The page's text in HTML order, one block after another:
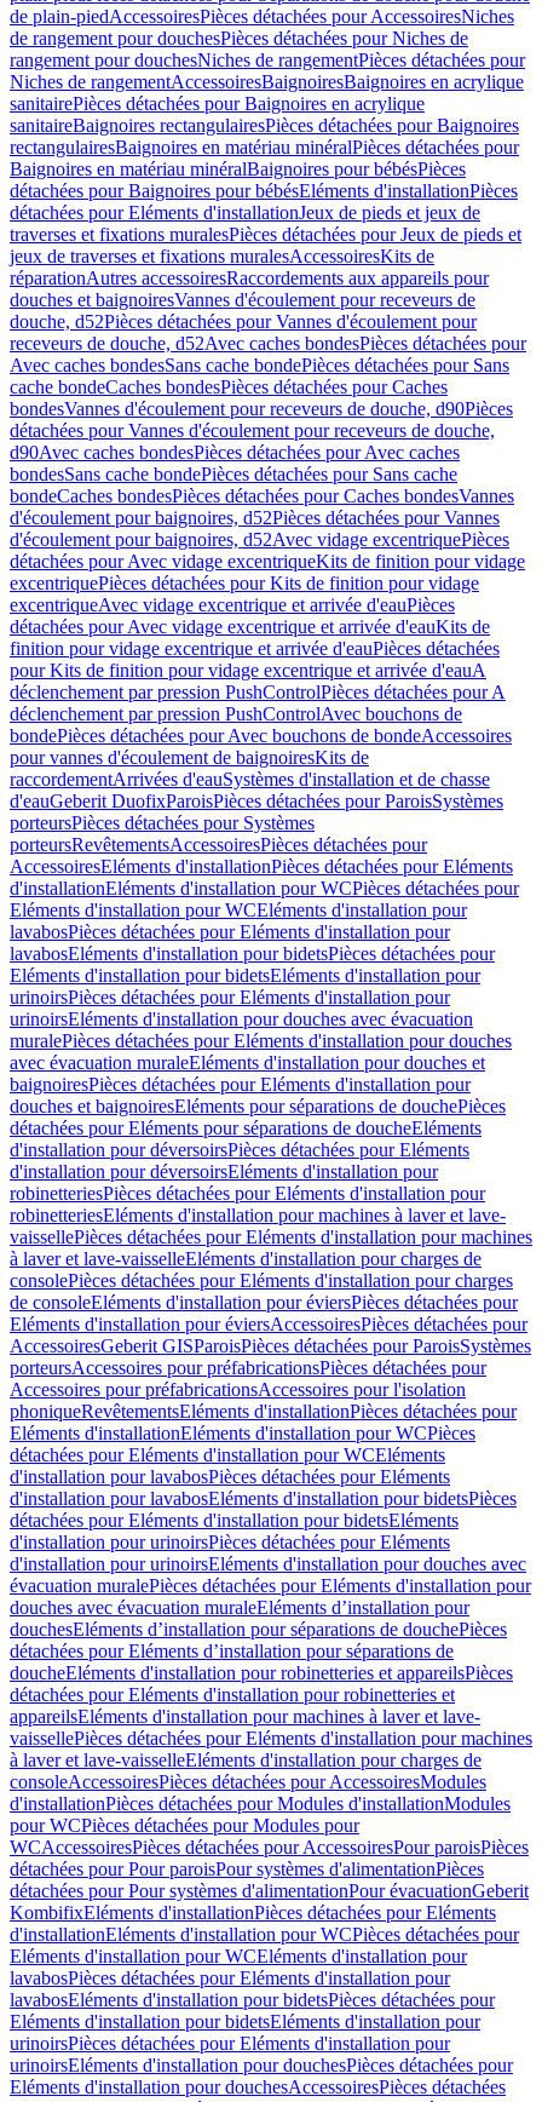
de plain-piedAccessoiresPièces détachées pour AccessoiresNiches
de rangement pour douchesPièces détachées pour Niches de
rangement pour douchesNiches de rangementPièces détachées pour
Niches de rangementAccessoiresBaignoiresBaignoires en acrylique
sanitairePièces détachées pour Baignoires en acrylique
sanitaireBaignoires rectangulairesPièces détachées pour Baignoires
rectangulairesBaignoires en matériau minéralPièces détachées pour
Baignoires en matériau minéralBaignoires pour bébésPièces
détachées pour Baignoires pour bébésEléments d'installationPièces
détachées pour Eléments d'installationJeux de pieds et jeux de
traverses et fixations muralesPièces détachées pour Jeux de pieds et
jeux de traverses et fixations muralesAccessoiresKits de
réparationAutres accessoiresRaccordements aux appareils pour
douches et baignoiresVannes d'écoulement pour receveurs de
douche, d52Pièces détachées pour Vannes d'écoulement pour
receveurs de douche, d52Avec caches bondesPièces détachées pour
Avec caches bondesSans cache bondePièces détachées pour Sans
cache bondeCaches bondesPièces détachées pour Caches
bondesVannes d'écoulement pour receveurs de douche, d90Pièces
détachées pour Vannes d'écoulement pour receveurs de douche,
d90Avec caches bondesPièces détachées pour Avec caches
bondesSans cache bondePièces détachées pour Sans cache
bondeCaches bondesPièces détachées pour Caches bondesVannes
d'écoulement pour baignoires, d52Pièces détachées pour Vannes
d'écoulement pour baignoires, d52Avec vidage excentriquePièces
détachées pour Avec vidage excentriqueKits de finition pour vidage
excentriquePièces détachées pour Kits de finition pour vidage
excentriqueAvec vidage excentrique et arrivée d'eauPièces
détachées pour Avec vidage excentrique et arrivée d'eauKits de
finition pour vidage excentrique et arrivée d'eauPièces détachées
pour Kits de finition pour vidage excentrique et arrivée d'eauA
déclenchement par pression PushControlPièces détachées pour A
déclenchement par pression PushControlAvec bouchons de
bondePièces détachées pour Avec bouchons de bondeAccessoires
pour vannes d'écoulement de baignoiresKits de
raccordementArrivées d'eauSystèmes d'installation et de chasse
d'eauGeberit DuofixParoisPièces détachées pour ParoisSystèmes
porteursPièces détachées pour Systèmes
porteursRevêtementsAccessoiresPièces détachées pour
AccessoiresEléments d'installationPièces détachées pour Eléments
d'installationEléments d'installation pour WCPièces détachées pour
Eléments d'installation pour WCEléments d'installation pour
lavabosPièces détachées pour Eléments d'installation pour
lavabosEléments d'installation pour bidetsPièces détachées pour
Eléments d'installation pour bidetsEléments d'installation pour
urinoirsPièces détachées pour Eléments d'installation pour
urinoirsEléments d'installation pour douches avec évacuation
muralePièces détachées pour Eléments d'installation pour douches
avec évacuation muraleEléments d'installation pour douches et
baignoiresPièces détachées pour Eléments d'installation pour
douches et baignoiresEléments pour séparations de douchePièces
détachées pour Eléments pour séparations de doucheEléments
d'installation pour déversoirsPièces détachées pour Eléments
d'installation pour déversoirsEléments d'installation pour
robinetteriesPièces détachées pour Eléments d'installation pour
robinetteriesEléments d'installation pour machines à laver et lave-
vaissellePièces détachées pour Eléments d'installation pour machines
à laver et lave-vaisselleEléments d'installation pour charges de
consolePièces détachées pour Eléments d'installation pour charges
de consoleEléments d'installation pour éviersPièces détachées pour
Eléments d'installation pour éviersAccessoiresPièces détachées pour
AccessoiresGeberit GISParoisPièces détachées pour ParoisSystèmes
porteursAccessoires pour préfabricationsPièces détachées pour
Accessoires pour préfabricationsAccessoires pour l'isolation
phoniqueRevêtementsEléments d'installationPièces détachées pour
Eléments d'installationEléments d'installation pour WCPièces
détachées pour Eléments d'installation pour WCEléments
d'installation pour lavabosPièces détachées pour Eléments
d'installation pour lavabosEléments d'installation pour bidetsPièces
détachées pour Eléments d'installation pour bidetsEléments
d'installation pour urinoirsPièces détachées pour Eléments
d'installation pour urinoirsEléments d'installation pour douches avec
évacuation muralePièces détachées pour Eléments d'installation pour
douches avec évacuation muraleEléments d’installation pour
douchesEléments d’installation pour séparations de douchePièces
détachées pour Eléments d’installation pour séparations de
doucheEléments d'installation pour robinetteries et appareilsPièces
détachées pour Eléments d'installation pour robinetteries et
appareilsEléments d'installation pour machines à laver et lave-
vaissellePièces détachées pour Eléments d'installation pour machines
à laver et lave-vaisselleEléments d'installation pour charges de
consoleAccessoiresPièces détachées pour AccessoiresModules
d'installationPièces détachées pour Modules d'installationModules
pour WCPièces détachées pour Modules pour
WCAccessoiresPièces détachées pour AccessoiresPour paroisPièces
détachées pour Pour paroisPour systèmes d'alimentationPièces
détachées pour Pour systèmes d'alimentationPour évacuationGeberit
KombifixEléments d'installationPièces détachées pour Eléments
d'installationEléments d'installation pour WCPièces détachées pour
Eléments d'installation pour WCEléments d'installation pour
lavabosPièces détachées pour Eléments d'installation pour
lavabosEléments d'installation pour bidetsPièces détachées pour
Eléments d'installation pour bidetsEléments d'installation pour
urinoirsPièces détachées pour Eléments d'installation pour
urinoirsEléments d'installation pour douchesPièces détachées pour
Eléments d'installation pour douchesAccessoiresPièces détachées